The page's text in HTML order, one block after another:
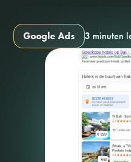
Google Ads 3 minuten